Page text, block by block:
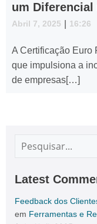
um Diferencial
Abril 7, 2025 16:26
A Certificação Euro
que impulsiona a
de empresas[…]
Latest
Feedback dos
em Ferramentas e